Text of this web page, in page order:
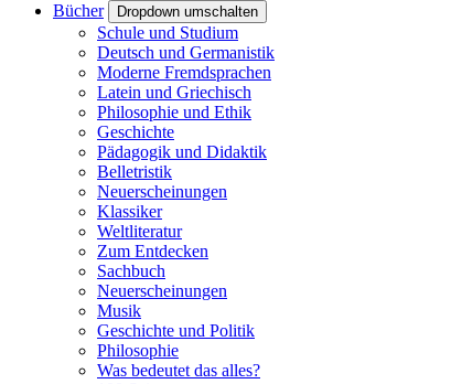
Bücher
Dropdown umschalten
Schule und Studium
Deutsch und Germanistik
Moderne Fremdsprachen
Latein und Griechisch
Philosophie und Ethik
Geschichte
Pädagogik und Didaktik
Belletristik
Neuerscheinungen
Klassiker
Weltliteratur
Zum Entdecken
Sachbuch
Neuerscheinungen
Musik
Geschichte und Politik
Philosophie
Was bedeutet das alles?